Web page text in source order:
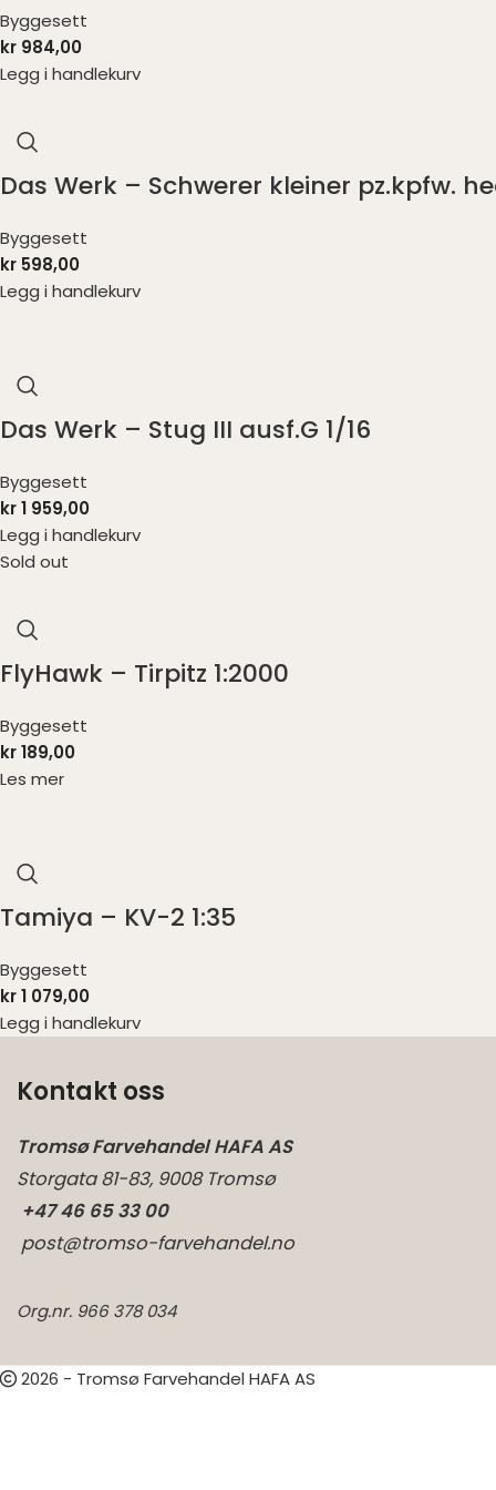
Byggesett
kr 984,00
Legg i handlekurv
Das Werk – Schwerer kleiner pz.kpfw.
Byggesett
kr 598,00
Legg i handlekurv
Das Werk – Stug III ausf.G 1/16
Byggesett
kr1 959,00
Legg i handlekurv
Sold out
FlyHawk – Tirpitz 1:2000
Byggesett
kr189,00
Les mer
Tamiya – KV-2 1:35
Byggesett
kr1 079,00
Legg i handlekurv
Kontakt oss
Tromsø Farvehandel HAFA AS
Storgata 81-83, 9008 Tromsø
+47 46 65 33 00
post@tromso-farvehandel.no
Org.nr. 966 378 034
2026 - Tromsø Farvehandel HAFA AS